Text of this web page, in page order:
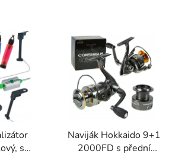
s
Naviják Hokkaido 9+1
2000FD s přední